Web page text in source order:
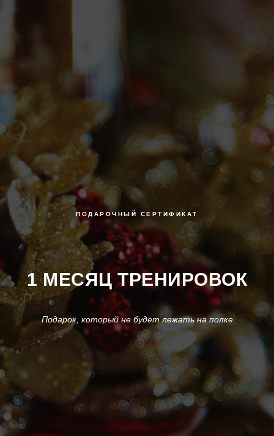
ПОДАРОЧНЫЙ СЕРТИФИКАТ
1 МЕСЯЦ ТРЕНИРОВОК
Подарок, который не будет лежать на полке